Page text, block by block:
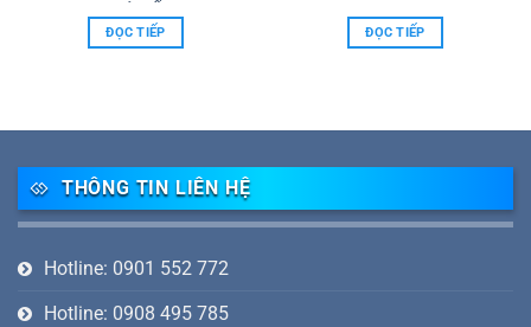
ĐỌC TIẾP ĐỌC TIẾP
THÔNG TIN LIÊN HỆ
Hotline: 0901 552 772
Hotline: 0908 495 785